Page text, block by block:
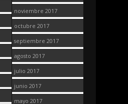
noviembre 2017
octubre 2017
septiembre 2017
agosto 2017
julio 2017
junio 2017
mayo 2017